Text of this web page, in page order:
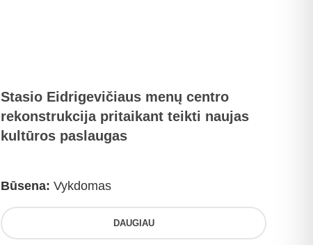
Stasio Eidrigevičiaus menų centro
rekonstrukcija pritaikant teikti naujas
kultūros paslaugas
Būsena: Vykdomas
DAUGIAU